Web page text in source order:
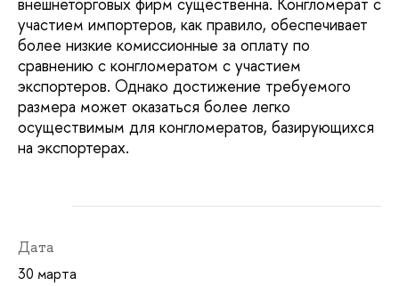
участием импортеров, как правило, обеспечивает
более низкие комиссионные за оплату по
сравнению с конгломератом с участием
экспортеров. Однако достижение требуемого
размера может оказаться более легко
осуществимым для конгломератов, базирующихся
на экспортерах.
Дата
30 марта